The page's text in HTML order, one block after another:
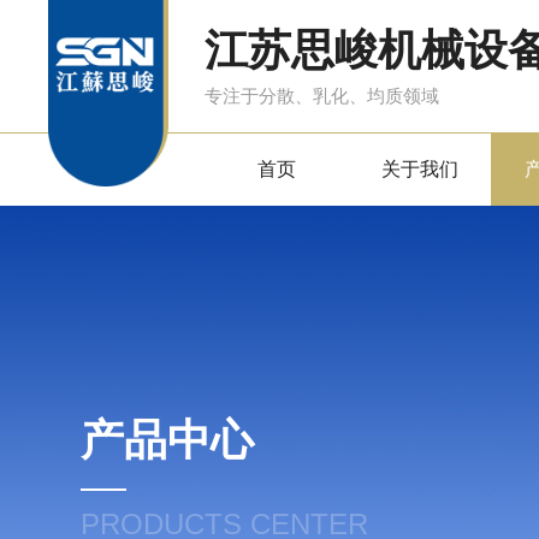
江苏思峻机械设
专注于分散、乳化、均质领域
首页 关于我们
产品中心
PRODUCTS CENTER